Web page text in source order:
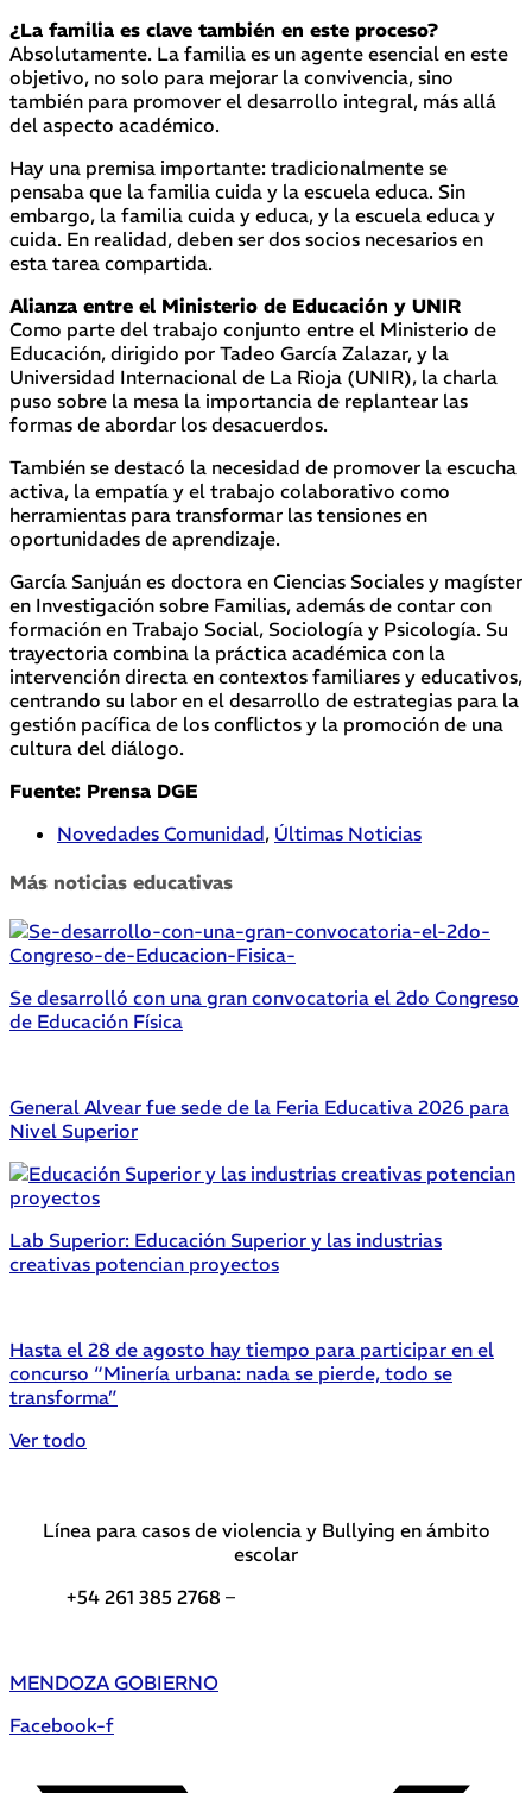
¿La familia es clave también en este proceso?
Absolutamente. La familia es un agente esencial en este
objetivo, no solo para mejorar la convivencia, sino
también para promover el desarrollo integral, más allá
del aspecto académico.
Hay una premisa importante: tradicionalmente se
pensaba que la familia cuida y la escuela educa. Sin
embargo, la familia cuida y educa, y la escuela educa y
cuida. En realidad, deben ser dos socios necesarios en
esta tarea compartida.
Alianza entre el Ministerio de Educación y UNIR
Como parte del trabajo conjunto entre el Ministerio de
Educación, dirigido por Tadeo García Zalazar, y la
Universidad Internacional de La Rioja (UNIR), la charla
puso sobre la mesa la importancia de replantear las
formas de abordar los desacuerdos.
También se destacó la necesidad de promover la escucha
activa, la empatía y el trabajo colaborativo como
herramientas para transformar las tensiones en
oportunidades de aprendizaje.
García Sanjuán es doctora en Ciencias Sociales y magíster
en Investigación sobre Familias, además de contar con
formación en Trabajo Social, Sociología y Psicología. Su
trayectoria combina la práctica académica con la
intervención directa en contextos familiares y educativos,
centrando su labor en el desarrollo de estrategias para la
gestión pacífica de los conflictos y la promoción de una
cultura del diálogo.
Fuente: Prensa DGE
Novedades Comunidad, Últimas Noticias
Más noticias educativas
Se desarrolló con una gran convocatoria el 2do Congreso
de Educación Física
General Alvear fue sede de la Feria Educativa 2026 para
Nivel Superior
Lab Superior: Educación Superior y las industrias
creativas potencian proyectos
Hasta el 28 de agosto hay tiempo para participar en el
concurso “Minería urbana: nada se pierde, todo se
transforma”
Ver todo
Línea para casos de violencia y Bullying en ámbito
escolar
+54 261 385 2768 –
MENDOZA GOBIERNO
Facebook-f